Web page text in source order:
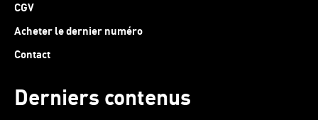
CGV
Acheter le dernier numéro
Contact
Derniers contenus